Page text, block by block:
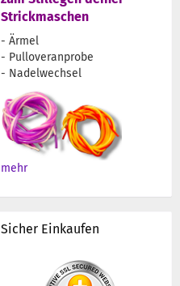
Strickmaschen
- Ärmel
- Pulloveranprobe
- Nadelwechsel
mehr
Sicher Einkaufen